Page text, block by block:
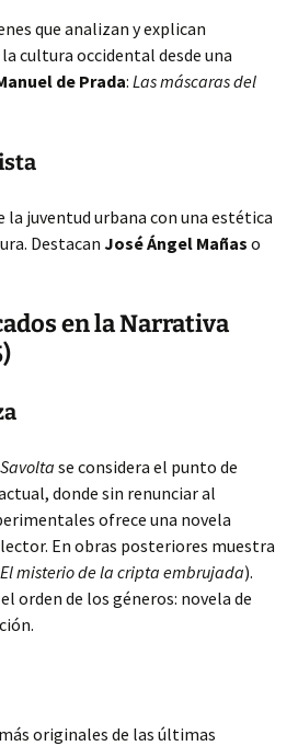
que analizan y explican
cultura occidental desde una
de Prada: Las máscaras del
juventud urbana con una estética
Destacan José Ángel Mañas o
en la Narrativa
se considera el punto de
donde sin renunciar al
ofrece una novela
En obras posteriores muestra
El misterio de la cripta embrujada).
orden de los géneros: novela de
originales de las últimas